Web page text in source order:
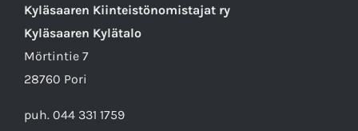
Kyläsaaren Kiinteistönomistajat ry
Kyläsaaren Kylätalo
Mörtintie 7
28760 Pori
puh. 044 331 1759